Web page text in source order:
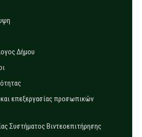
Δήμου
επεξεργασίας προσωπικών
Συστήματος Βιντεοεπιτήρησης